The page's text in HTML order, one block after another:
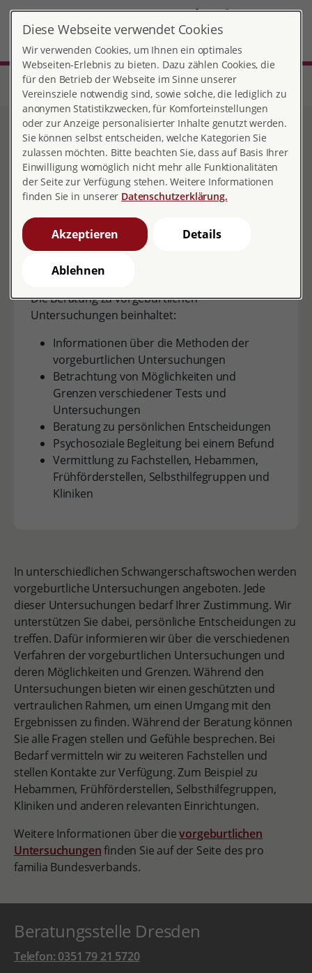
DE
Start Sachsen Beratungsstelle Dresden
Beratungsangebote
Beratung zu vorgeburtlichen Untersuchungen (Pränataldiagnostik)
Beratung zu
vorgeburtlichen
Untersuchungen
(Pränataldiagnostik)
Die Beratung zu vorgeburtlichen
Untersuchungen beinhaltet:
Informationen über die Methoden der
vorgeburtlichen Untersuchungen
Betrachtung von Möglichkeiten und
Grenzen verschiedener Tests und
Untersuchungen
Beratung zu persönlichen Entscheidungen
Psychosoziale Begleitung bei einem Befund
Vermittlung zu Fachstellen, Hebammen,
Frühförderstellen, Selbsthilfegruppen und
Kliniken
In unterschiedlichen Schwangerschaftswochen werden
vorgeburtliche Untersuchungen angeboten. Jede
dieser Untersuchungen bedarf Ihrer Zustimmung. Wir
unterstützen Sie dabei, persönliche Entscheidungen zu
treffen. Dafür informieren wir über die verschiedenen
Verfahren der vorgeburtlichen Untersuchungen und
deren Möglichkeiten und Grenzen. Während den
Untersuchungen bieten wir einen geschützten und
vertraulichen Rahmen, um einen Umgang mit den
Ergebnissen zu finden. Während der Beratung können
Sie alle Fragen stellen und Gefühle besprechen. Bei
Bedarf vermitteln wir zu weiteren Fachstellen und
stellen Kontakte zur Verfügung. Zum Beispiel zu
Hebammen, Frühförderstellen, Selbsthilfegruppen,
Kliniken und anderen relevanten Einrichtungen.
Weitere Informationen über dievorgeburtlichen
Untersuchungenfinden Sie auf der Seite des pro
familia Bundesverbands.
Beratungsstelle Dresden
Telefon: 0351 79 21 5720
Diese Webseite verwendet Cookies
Wir verwenden Cookies, um Ihnen ein optimales
Webseiten-Erlebnis zu bieten. Dazu zählen Cookies, die
für den Betrieb der Webseite im Sinne unserer
Vereinsziele notwendig sind, sowie solche, die lediglich zu
anonymen Statistikzwecken, für Komforteinstellungen
oder zur Anzeige personalisierter Inhalte genutzt werden.
Sie können selbst entscheiden, welche Kategorien Sie
zulassen möchten. Bitte beachten Sie, dass auf Basis Ihrer
Einwilligung womöglich nicht mehr alle Funktionalitäten
der Seite zur Verfügung stehen. Weitere Informationen
finden Sie in unserer Datenschutzerklärung.
Akzeptieren Details
Ablehnen